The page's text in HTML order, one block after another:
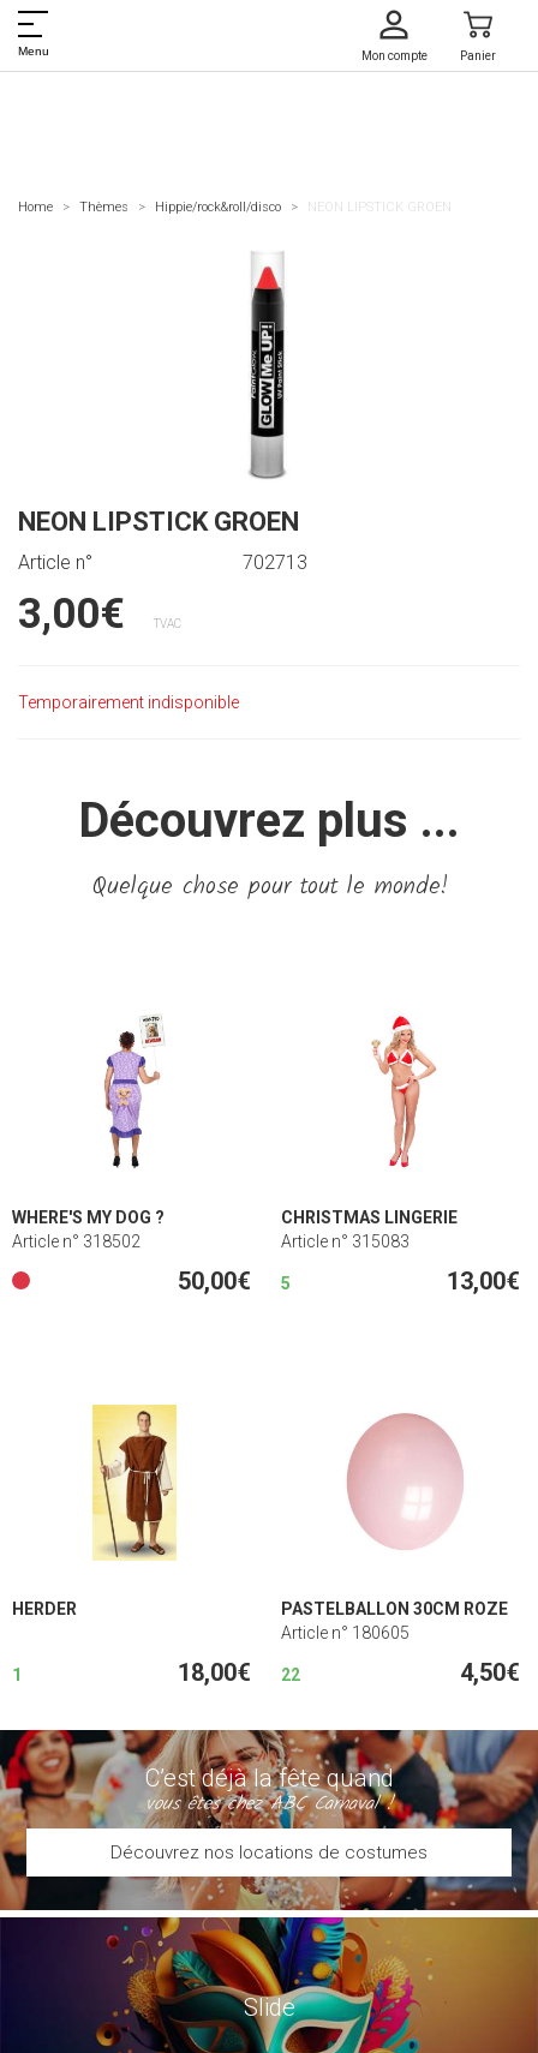
Menu Mon compte Panier
Home Thèmes Hippie/rock&roll/disco NEON LIPSTICK GROEN
NEON LIPSTICK GROEN
Article n° 702713
3,00€ TVAC
Temporairement indisponible
Découvrez plus ...
Quelque chose pour tout le monde!
WHERE'S MY DOG ?
Article n° 318502
50,00€
CHRISTMAS LINGERIE
Article n° 315083
5 13,00€
HERDER
1 18,00€
PASTELBALLON 30CM ROZE
Article n° 180605
22 4,50€
C’est déjà la fête quand
vous êtes chez ABC Carnaval !
Découvrez nos locations de costumes
Slide